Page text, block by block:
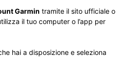
Garmin tramite il sito ufficiale o
il tuo computer o l’app per
hai a disposizione e seleziona